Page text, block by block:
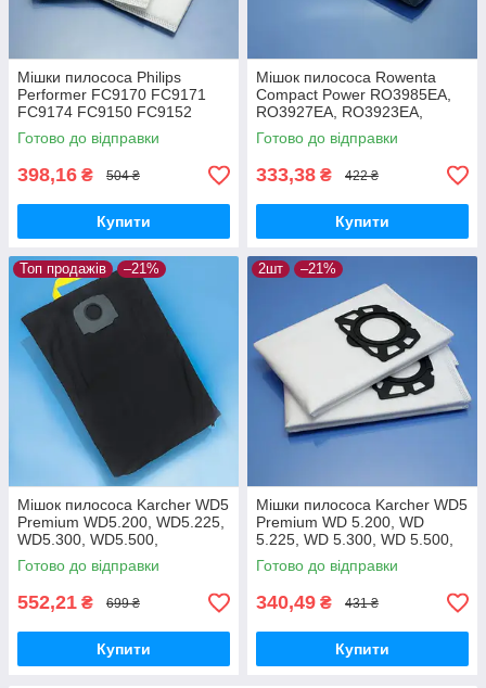
Мішки пилососа Philips
Performer FC9170 FC9171
FC9174 FC9150 FC9152
FC9160 FC9162 FC9166
FC9173 FC9175 FC9176
одноразові 4шт
Готово до відправки
398,16 ₴ 504 ₴
Купити
Мішок пилососа Rowenta
Compact Power RO3985EA,
RO3927EA, RO3923EA,
RO3953EA, RO3969EA
багаторазовий
Готово до відправки
333,38 ₴ 422 ₴
Купити
Топ продажів –21%
Мішок пилососа Karcher WD5
Premium WD5.200, WD5.225,
WD5.300, WD5.500,
WD5.470, WD5.260,
WD5.400, WD5.450
багаторазовий
Готово до відправки
552,21 ₴ 699 ₴
Купити
2шт –21%
Мішки пилососа Karcher WD5
Premium WD 5.200, WD
5.225, WD 5.300, WD 5.500,
WD 5.470, WD 5.260, WD
5.400, WD 5.450, WD 5.220 -
2шт
Готово до відправки
340,49 ₴ 431 ₴
Купити